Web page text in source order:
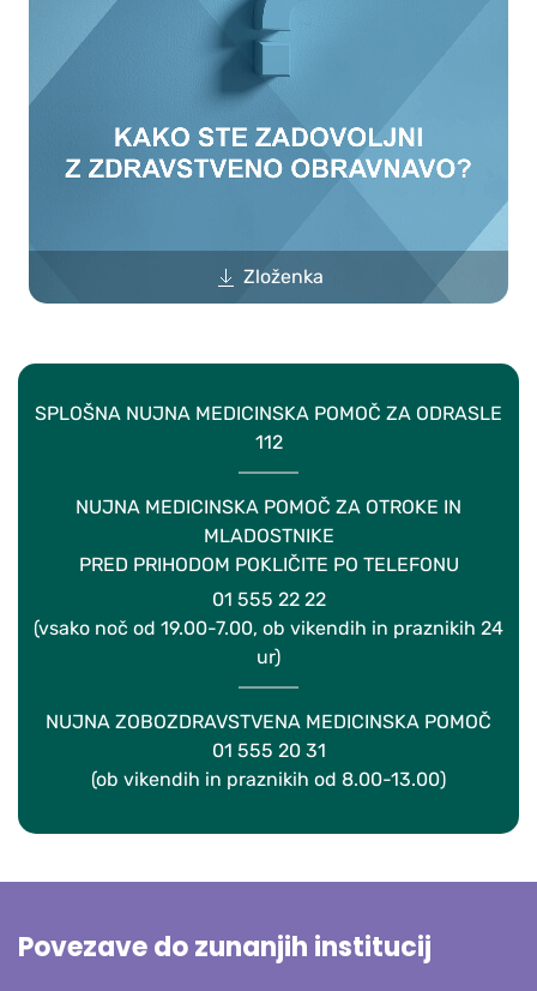
Zloženka
SPLOŠNA NUJNA MEDICINSKA POMOČ ZA ODRASLE
112
NUJNA MEDICINSKA POMOČ ZA OTROKE IN
MLADOSTNIKE
PRED PRIHODOM POKLIČITE PO TELEFONU
01 555 22 22
(vsako noč od 19.00-7.00, ob vikendih in praznikih 24
ur)
NUJNA ZOBOZDRAVSTVENA MEDICINSKA POMOČ
01 555 20 31
(ob vikendih in praznikih od 8.00-13.00)
Povezave do zunanjih institucij